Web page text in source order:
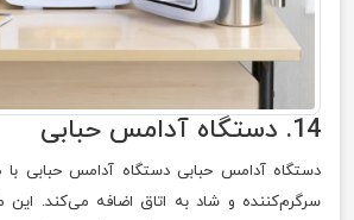
14. دستگاه آدامس حبابی
دستگاه آدامس حبابی دستگاه آدامس حبابی
سرگرم‌کننده و شاد به اتاق اضافه می‌کند.